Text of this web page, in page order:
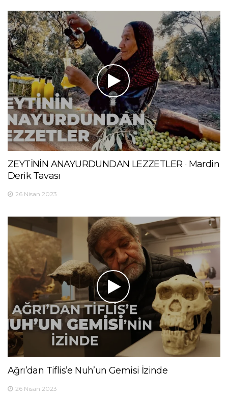
ZEYTİNİN ANAYURDUNDAN LEZZETLER · Mardin
Derik Tavası
26 Nisan 2023
Ağrı’dan Tiflis’e Nuh’un Gemisi İzinde
26 Nisan 2023